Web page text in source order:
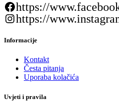
https://
https://
Informacije
Kontakt
Česta pitanja
Uporaba kolačića
Uvjeti i pravila